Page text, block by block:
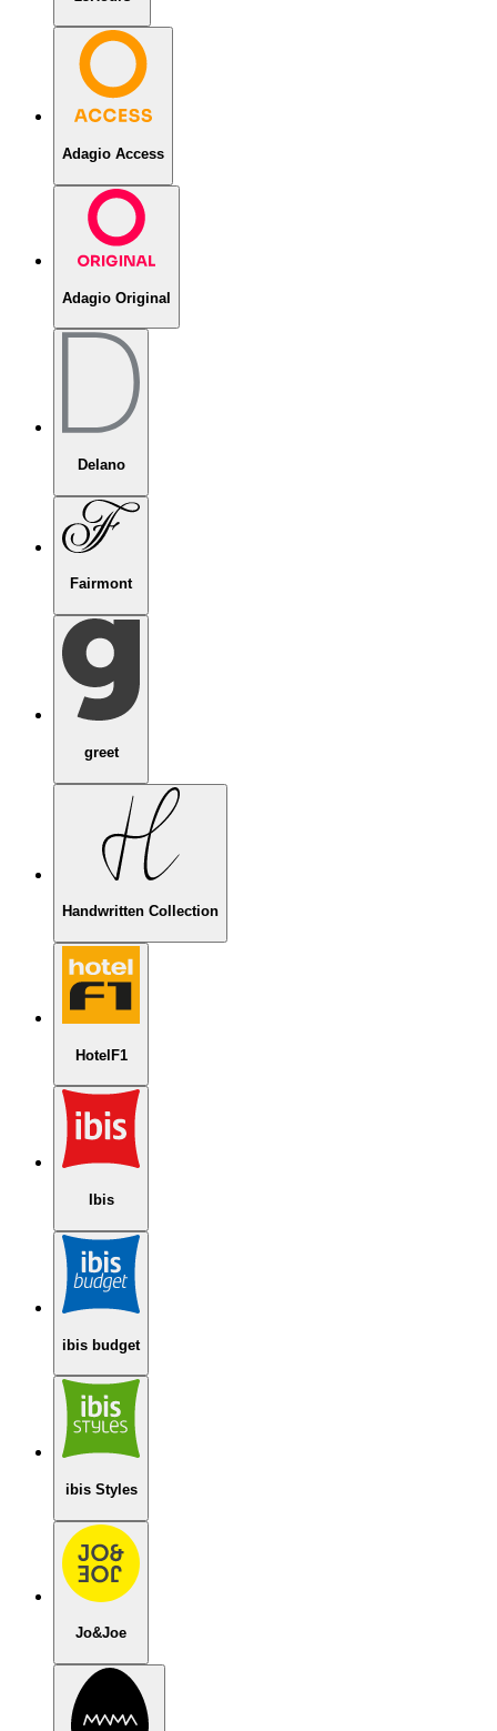
Adagio Access
Adagio Original
Delano
Fairmont
greet
Handwritten Collection
HotelF1
Ibis
ibis budget
ibis Styles
Jo&Joe